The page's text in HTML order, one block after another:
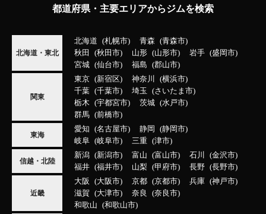
都道府県・主要エリアからジムを検索
北海道・東北
北海道 札幌市 青森
青森市
秋田
秋田市 山形 山形市 岩手
盛岡市
宮城
仙台市 福島 郡山市
関東
東京 新宿区 神奈川
横浜市
千葉
千葉市 埼玉
さいたま市
栃木
宇都宮市 茨城
水戸市
群馬
前橋市
東海
愛知 名古屋市 静岡
静岡市
岐阜
岐阜市 三重 津市
信越・北陸
新潟 新潟市 富山 富山市 石川
金沢市
福井
福井市 山梨 甲府市 長野 長野市
近畿
大阪 大阪市 京都 京都市 兵庫
神戸市
滋賀
大津市 奈良
奈良市
和歌山
和歌山市